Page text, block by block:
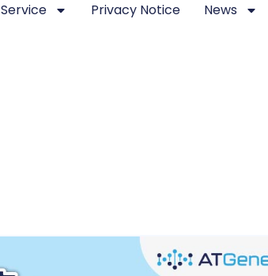
Service Privacy Notice News